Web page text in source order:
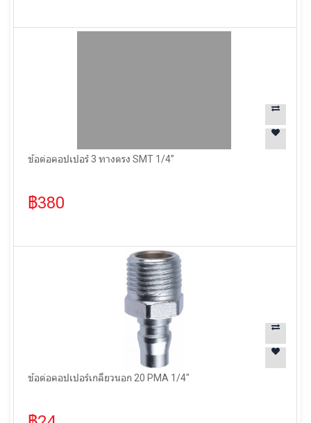
ข้อต่อคอปเปอร์ 3 ทางตรง SMT 1/4”
฿380
ข้อต่อคอปเปอร์เกลียวนอก 20 PMA 1/4"